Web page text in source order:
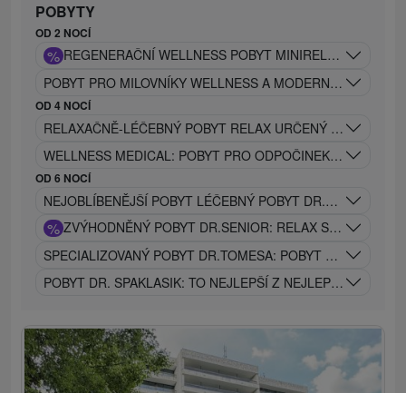
POBYTY
OD 2 NOCÍ
% REGENERAČNÍ WELLNESS POBYT MINIRELAX:
POBYT PRO MILOVNÍKY WELLNESS A MODERNÍHO
OD 4 NOCÍ
RELAXAČNĚ-LÉČEBNÝ POBYT RELAX URČENÝ NA
WELLNESS MEDICAL: POBYT PRO ODPOČINEK A
OD 6 NOCÍ
NEJOBLÍBENĚJŠÍ POBYT LÉČEBNÝ POBYT DR.KLASIK:
% ZVÝHODNĚNÝ POBYT DR.SENIOR: RELAX S LÉČIVOU
SPECIALIZOVANÝ POBYT DR.TOMESA: POBYT ZEJMÉNA
POBYT DR. SPAKLASIK: TO NEJLEPŠÍ Z NEJLEPŠÍHO